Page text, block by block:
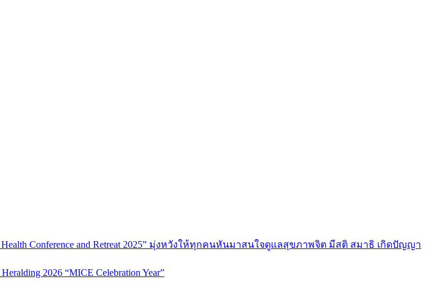
Conference and Retreat 2025” มุ่งหวังให้ทุกคนหันมาสนใจดูแลสุขภาพจิต มีสติ สมาธิ เกิดปัญญา
2026 “MICE Celebration Year”